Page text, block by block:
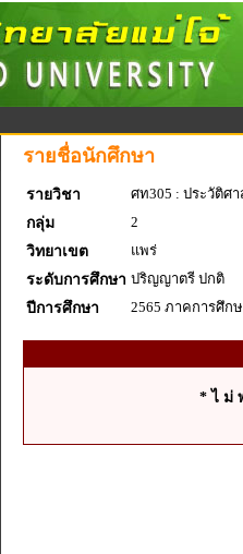
รายชื่อนักศึกษา
รายวิชา
ศท305 : ประวัติศ
กลุ่ม
2
วิทยาเขต
แพร่
ระดับการศึกษา ปริญญาตรี ปกติ
ปีการศึกษา
2565 ภาคการศึก
* ไ ม่